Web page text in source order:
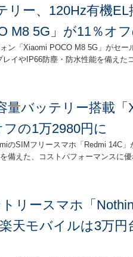
リー、120Hz有機
M8 5G」が11％オ
ン「Xiaomi POCO M8 5G」がセー
イやIP66防塵・防水性能を備えた
量バッテリー搭載「
の1万2980円に
のSIMフリースマホ「Redmi 14C」
備えた、コストパフォーマンスに優
リースマホ「
天モバイルは3万円